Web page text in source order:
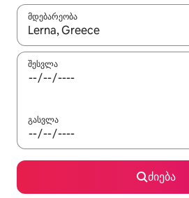
მდებარეობა
როცა შედეგები ხელმისაწვდომი
შესვლა
გასვლა
ძიება